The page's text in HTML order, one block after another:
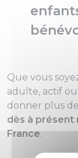
Que vous
adulte, actif
donner plus
dès à présent
France.